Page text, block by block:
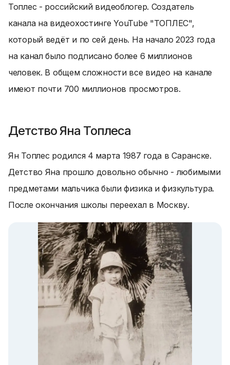
Топлес - российский видеоблогер. Создатель
канала на видеохостинге YouTube "ТОПЛЕС",
который ведёт и по сей день. На начало 2023 года
на канал было подписано более 6 миллионов
человек. В общем сложности все видео на канале
имеют почти 700 миллионов просмотров.
Детство Яна Топлеса
Ян Топлес родился 4 марта 1987 года в Саранске.
Детство Яна прошло довольно обычно - любимыми
предметами мальчика были физика и физкультура.
После окончания школы переехал в Москву.